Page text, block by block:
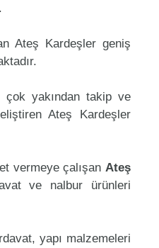
Ateş Kardeşler geniş
yakından takip ve
Ateş Kardeşler
vermeye çalışan Ateş
ve nalbur ürünleri
yapı malzemeleri